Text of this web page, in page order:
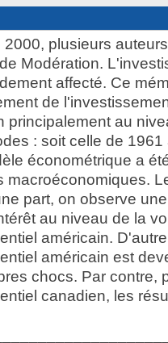
plusieurs
Modération.
affecté. Ce
de
principalement au
: soit celle de
économétrique a
macroéconomiques.
part, on observe
au niveau de la
américain.
américain est
chocs. Par contre,
canadien, les